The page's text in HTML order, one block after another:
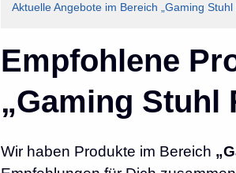
Aktuelle Angebote im Bereich „Gaming Stuhl
Empfohlene
„Gaming Stuhl
Wir haben Produkte im Bereich